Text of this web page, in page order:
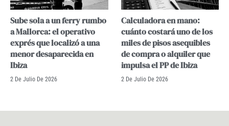
Sube sola a un ferry rumbo
a Mallorca: el operativo
exprés que localizó a una
menor desaparecida en
Ibiza
2 De Julio De 2026
Calculadora en mano:
cuánto costará uno de los
miles de pisos asequibles
de compra o alquiler que
impulsa el PP de Ibiza
2 De Julio De 2026